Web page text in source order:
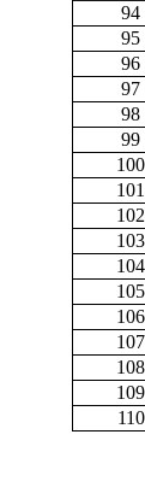
94
95
96
97
98
99
100
101
102
103
104
105
106
107
108
109
110